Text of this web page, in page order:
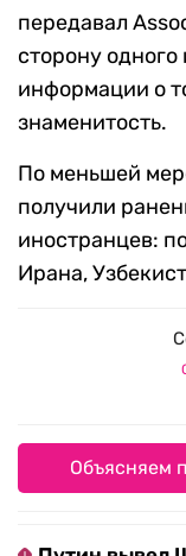
передавал
сторону
информации о
знаменитость.
По меньшей
получили
иностранцев:
Ирана,
Объясняем